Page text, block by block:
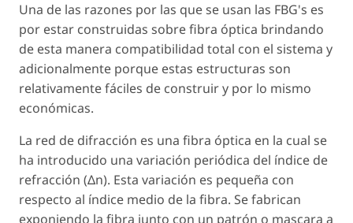
Una de las razones por las que se usan las FBG's es
por estar construidas sobre fibra óptica brindando
de esta manera compatibilidad total con el sistema y
adicionalmente porque estas estructuras son
relativamente fáciles de construir y por lo mismo
económicas.
La red de difracción es una fibra óptica en la cual se
ha introducido una variación periódica del índice de
refracción (Δn). Esta variación es pequeña con
respecto al índice medio de la fibra. Se fabrican
exponiendo la fibra junto con un patrón o mascara a